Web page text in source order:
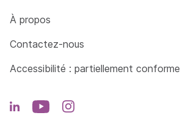
Côté Formations
À propos
Contactez-nous
Accessibilité : partiellement conforme